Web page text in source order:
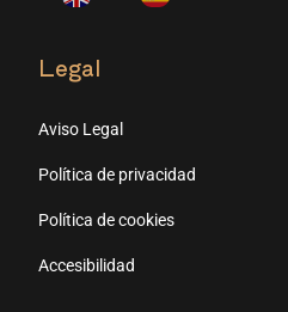
Legal
Aviso Legal
Política de privacidad
Política de cookies
Accesibilidad